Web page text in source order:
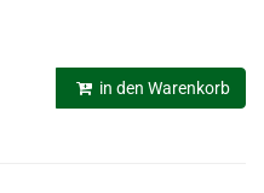
in den Warenkorb